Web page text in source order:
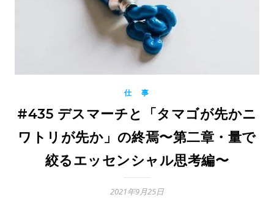
仕 事
#435 デスマーチと「タマゴが先かニ
ワトリが先か」の終焉〜第二章・量で
絞るエッセンシャル思考編〜
2021年9月25日